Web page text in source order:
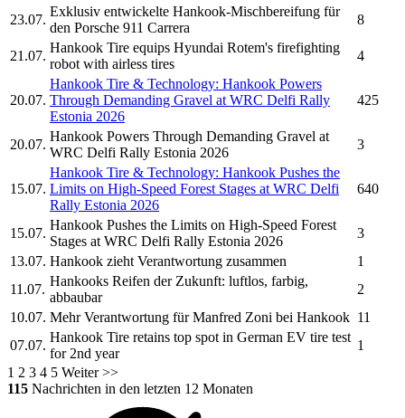
23.07.
Exklusiv entwickelte Hankook-Mischbereifung für
den Porsche 911 Carrera
8
21.07.
Hankook Tire equips Hyundai Rotem's firefighting
robot with airless tires
4
20.07.
Hankook Tire & Technology: Hankook Powers
Through Demanding Gravel at WRC Delfi Rally
Estonia 2026
425
20.07.
Hankook Powers Through Demanding Gravel at
WRC Delfi Rally Estonia 2026
3
15.07.
Hankook Tire & Technology: Hankook Pushes the
Limits on High-Speed Forest Stages at WRC Delfi
Rally Estonia 2026
640
15.07.
Hankook Pushes the Limits on High-Speed Forest
Stages at WRC Delfi Rally Estonia 2026
3
13.07. Hankook zieht Verantwortung zusammen
1
11.07.
Hankooks Reifen der Zukunft: luftlos, farbig,
abbaubar
2
10.07. Mehr Verantwortung für Manfred Zoni bei Hankook 11
07.07.
Hankook Tire retains top spot in German EV tire test
for 2nd year
1
1 2 3 4 5 Weiter >>
115 Nachrichten in den letzten 12 Monaten